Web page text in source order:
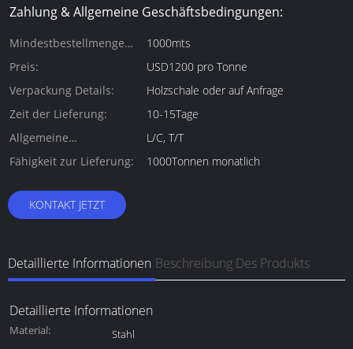
Zahlung & Allgemeine Geschäftsbedingungen:
Mindestbestellmenge
(Mindestbestellmenge):
1000mts
Preis:
USD1200 pro Tonne
Verpackung Details:
Holzschale oder auf Anfrage
Zeit der Lieferung:
10-15Tage
Allgemeine
Zahlungsbedingungen:
L/C, T/T
Fähigkeit zur Lieferung:
1000Tonnen monatlich
KONTAKT JETZT
Detaillierte Informationen Beschreibung Des Produkts
Detaillierte Informationen
Material:
Stahl